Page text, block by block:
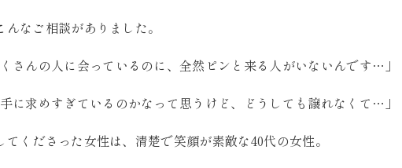
なご相談がありました。
くさんの人に会っているのに、全然ピンと来る人がいないんです…」
手に求めすぎているのかなって思うけど、どうしても譲れなくて…」
てくださった女性は、清楚で笑顔が素敵な40代の女性。